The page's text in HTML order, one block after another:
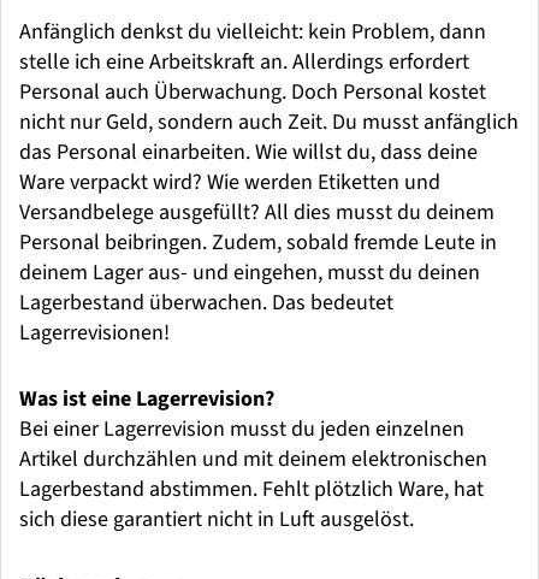
Anfänglich denkst du vielleicht: kein Problem, dann
stelle ich eine Arbeitskraft an. Allerdings erfordert
Personal auch Überwachung. Doch Personal kostet
nicht nur Geld, sondern auch Zeit. Du musst anfänglich
das Personal einarbeiten. Wie willst du, dass deine
Ware verpackt wird? Wie werden Etiketten und
Versandbelege ausgefüllt? All dies musst du deinem
Personal beibringen. Zudem, sobald fremde Leute in
deinem Lager aus- und eingehen, musst du deinen
Lagerbestand überwachen. Das bedeutet
Lagerrevisionen!
Was ist eine Lagerrevision?
Bei einer Lagerrevision musst du jeden einzelnen
Artikel durchzählen und mit deinem elektronischen
Lagerbestand abstimmen. Fehlt plötzlich Ware, hat
sich diese garantiert nicht in Luft ausgelöst.